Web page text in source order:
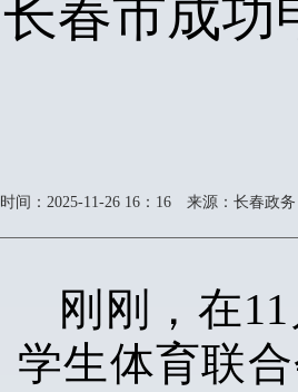
长春市成功
时间：2025-11-26 16：16 来源：长春政务
刚刚，在
学生体育联